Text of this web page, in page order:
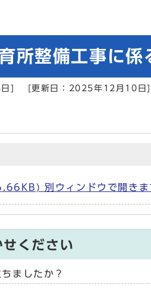
所整備工事に
] [更新日：2025年12月10日]
別ウィンドウで開きま
ください
ましたか？